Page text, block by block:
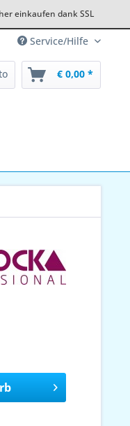
einkaufen dank SSL
Service/Hilfe
€ 0,00 *